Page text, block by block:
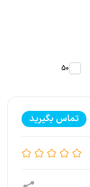
50
تماس بگیرید